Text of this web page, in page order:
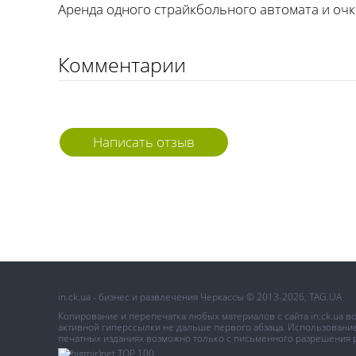
Аренда одного страйкбольного автомата и
Комментарии
Написать отзыв
in.ck.ua - бизнес и развлечения Черкассы © 2013-2026, TAG.UA
Копирование и перепечатка любых материалов с сайта in.ck.ua
активной гиперссылки не дальше первого абзаца.
печатных изданиях возможно только с письменного разрешения